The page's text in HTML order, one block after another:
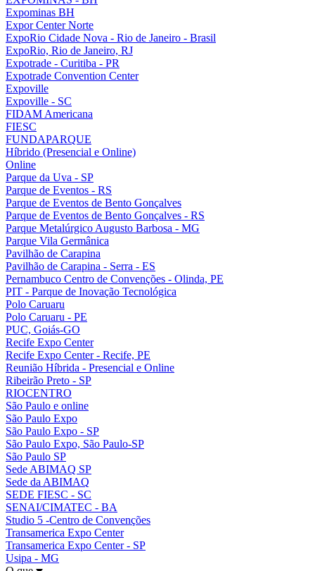
Expominas BH
Expor Center Norte
ExpoRio Cidade Nova - Rio de Janeiro - Brasil
ExpoRio, Rio de Janeiro, RJ
Expotrade - Curitiba - PR
Expotrade Convention Center
Expoville
Expoville - SC
FIDAM Americana
FIESC
FUNDAPARQUE
Híbrido (Presencial e Online)
Online
Parque da Uva - SP
Parque de Eventos - RS
Parque de Eventos de Bento Gonçalves
Parque de Eventos de Bento Gonçalves - RS
Parque Metalúrgico Augusto Barbosa - MG
Parque Vila Germânica
Pavilhão de Carapina
Pavilhão de Carapina - Serra - ES
Pernambuco Centro de Convenções - Olinda, PE
PIT - Parque de Inovação Tecnológica
Polo Caruaru
Polo Caruaru - PE
PUC, Goiás-GO
Recife Expo Center
Recife Expo Center - Recife, PE
Reunião Híbrida - Presencial e Online
Ribeirão Preto - SP
RIOCENTRO
São Paulo e online
São Paulo Expo
São Paulo Expo - SP
São Paulo Expo, São Paulo-SP
São Paulo SP
Sede ABIMAQ SP
Sede da ABIMAQ
SEDE FIESC - SC
SENAI/CIMATEC - BA
Studio 5 -Centro de Convenções
Transamerica Expo Center
Transamerica Expo Center - SP
Usipa - MG